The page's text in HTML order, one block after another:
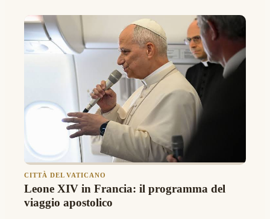
CITTÀ DEL VATICANO
Leone XIV in Francia: il programma del
viaggio apostolico